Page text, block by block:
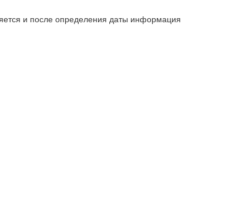
и после определения даты информация